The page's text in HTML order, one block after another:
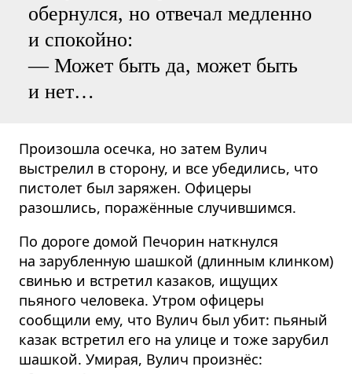
обернулся, но отвечал медленно
и спокойно:
— Может быть да, может быть
и нет…
Произошла осечка, но затем Вулич
выстрелил в сторону, и все убедились, что
пистолет был заряжен. Офицеры
разошлись, поражённые случившимся.
По дороге домой Печорин наткнулся
на зарубленную шашкой (длинным клинком)
свинью и встретил казаков, ищущих
пьяного человека. Утром офицеры
сообщили ему, что Вулич был убит: пьяный
казак встретил его на улице и тоже зарубил
шашкой. Умирая, Вулич произнёс: